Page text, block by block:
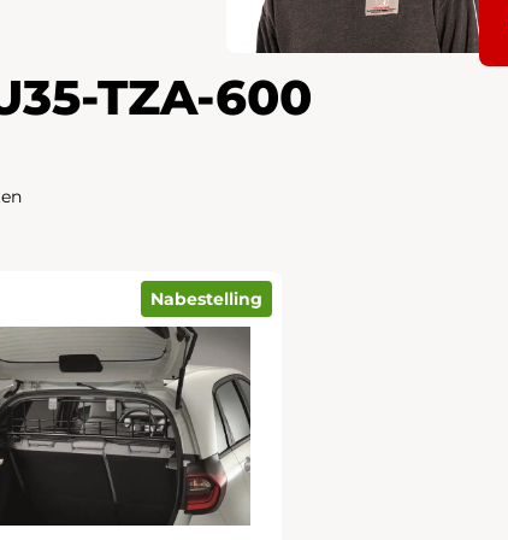
TZA-600
Nabestelling